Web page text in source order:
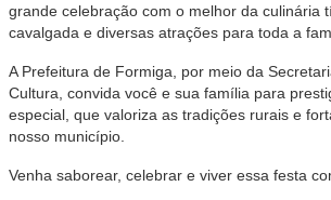
grande celebração com o melhor da culinária
cavalgada e diversas atrações para toda a
A Prefeitura de Formiga, por meio da
Cultura, convida você e sua família para
especial, que valoriza as tradições rurais e
nosso município.
Venha saborear, celebrar e viver essa festa